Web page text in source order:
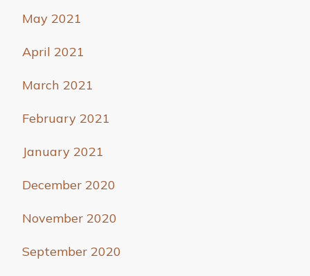
May 2021
April 2021
March 2021
February 2021
January 2021
December 2020
November 2020
September 2020